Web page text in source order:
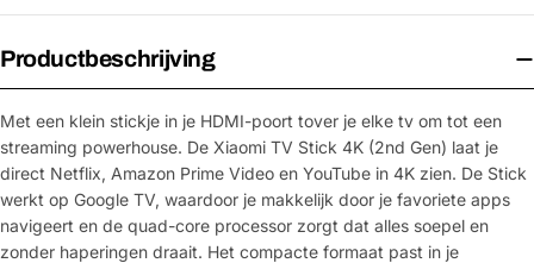
Productbeschrijving
Met een klein stickje in je HDMI-poort tover je elke tv om tot een
streaming powerhouse. De Xiaomi TV Stick 4K (2nd Gen) laat je
direct Netflix, Amazon Prime Video en YouTube in 4K zien. De Stick
werkt op Google TV, waardoor je makkelijk door je favoriete apps
navigeert en de quad-core processor zorgt dat alles soepel en
zonder haperingen draait. Het compacte formaat past in je